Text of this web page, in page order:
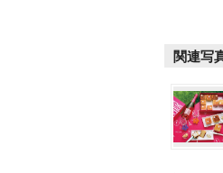
関連写